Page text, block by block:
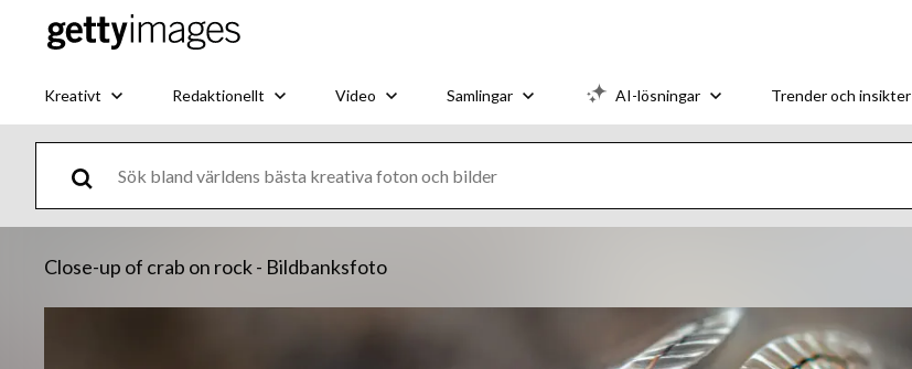
Kreativt Redaktionellt Video Samlingar AI-lösningar Trender och insikter
Close-up of crab on rock - Bildbanksfoto